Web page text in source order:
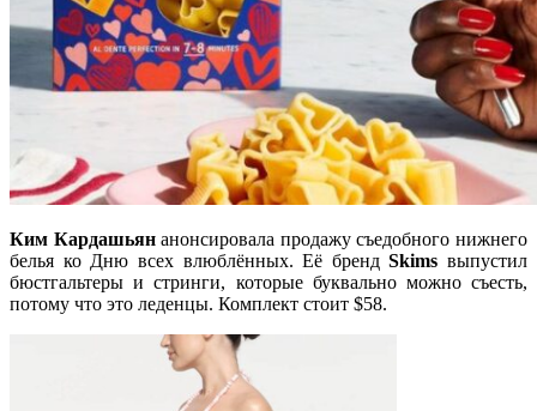
Ким Кардашьянанонсировала продажу съедобного нижнего
белья ко Дню всех влюблённых. Её брендSkims выпустил
бюстгальтеры и стринги, которые буквально можно съесть,
потому что это леденцы. Комплект стоит $58.